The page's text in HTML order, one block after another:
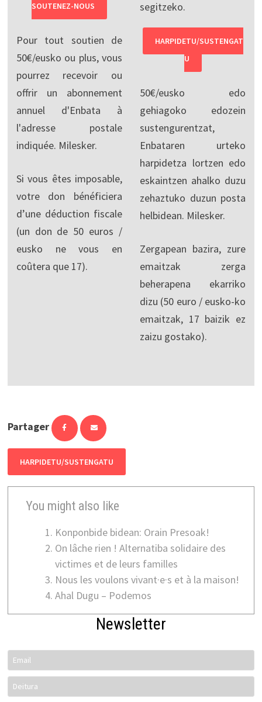
SOUTENEZ-NOUS
Pour tout soutien de
50€/eusko ou plus, vous
pourrez recevoir ou
offrir un abonnement
annuel d'Enbata à
l'adresse postale
indiquée. Milesker.
Si vous êtes imposable,
votre don bénéficiera
d’une déduction fiscale
(un don de 50 euros /
eusko ne vous en
coûtera que 17).
segitzeko.
HARPIDETU/SUSTENGAT
U
50€/eusko edo
gehiagoko edozein
sustengurentzat,
Enbataren urteko
harpidetza lortzen edo
eskaintzen ahalko duzu
zehaztuko duzun posta
helbidean. Milesker.
Zergapean bazira, zure
emaitzak zerga
beherapena ekarriko
dizu (50 euro / eusko-ko
emaitzak, 17 baizik ez
zaizu gostako).
Partager
HARPIDETU/SUSTENGATU
You might also like
Konponbide bidean: Orain Presoak!
On lâche rien ! Alternatiba solidaire des
victimes et de leurs familles
Nous les voulons vivant·e·s et à la maison!
Ahal Dugu – Podemos
Newsletter